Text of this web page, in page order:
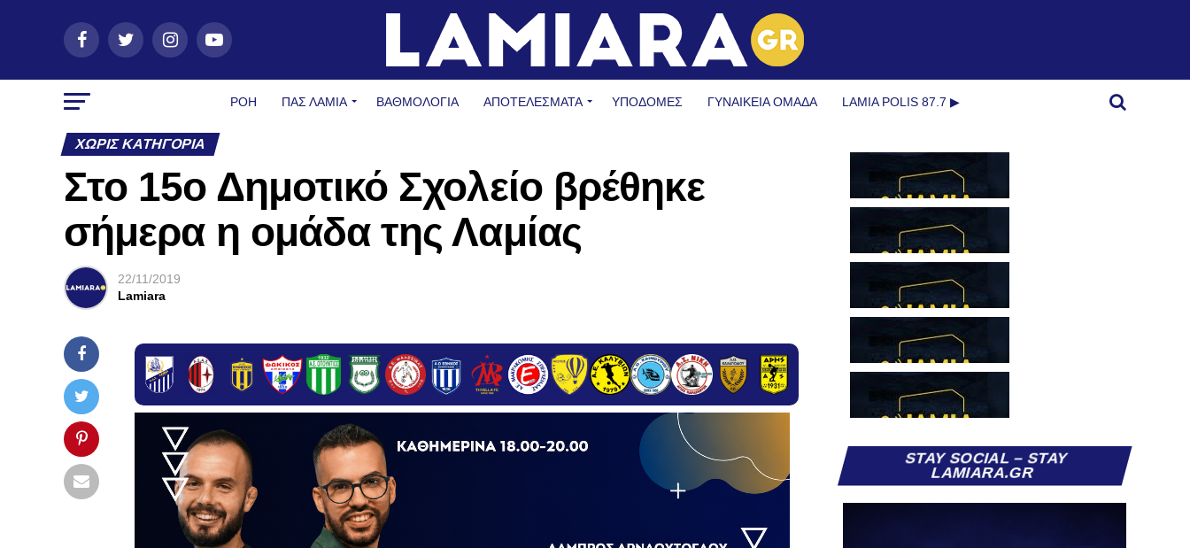
ΡΟΗ ΠΑΣ ΛΑΜΊΑ ΒΑΘΜΟΛΟΓΙΑ ΑΠΟΤΕΛΕΣΜΑΤΑ ΥΠΟΔΟΜΈΣ ΓΥΝΑΙΚΕΊΑ ΟΜΆΔΑ LAMIA POLIS 87.7 ▶︎
ΧΩΡΊΣ ΚΑΤΗΓΟΡΊΑ
Στο 15ο Δημοτικό Σχολείο βρέθηκε
σήμερα η ομάδα της Λαμίας
22/11/2019
Lamiara
STAY SOCIAL – STAY
LAMIARA.GR